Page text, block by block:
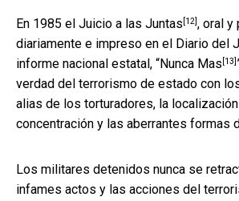
En 1985 el Juicio a las Juntas [12], oral y
diariamente e impreso en el Diario del
informe nacional estatal, “Nunca Mas [13]
verdad del terrorismo de estado con
alias de los torturadores, la
concentración y las aberrantes formas
Los militares detenidos nunca se
infames actos y las acciones del